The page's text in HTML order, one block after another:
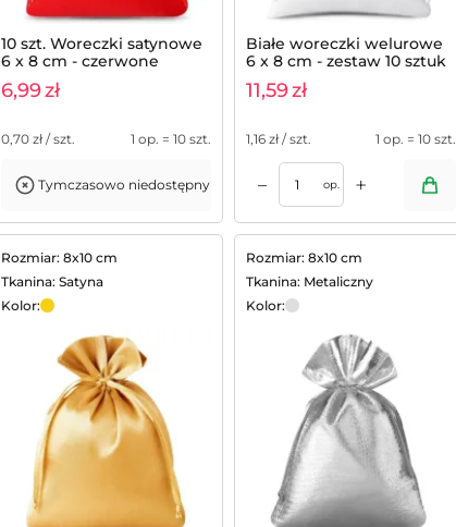
10 szt. Woreczki satynowe
6 x 8 cm - czerwone
6,99zł
0,70 zł / szt. 1 op. = 10 szt.
Tymczasowo niedostępny
Białe woreczki welurowe
6 x 8 cm - zestaw 10 sztuk
11,59zł
1,16 zł / szt. 1 op. = 10 szt.
– op. +
Rozmiar: 8x10 cm
Tkanina: Satyna
Kolor:
Rozmiar: 8x10 cm
Tkanina: Metaliczny
Kolor: